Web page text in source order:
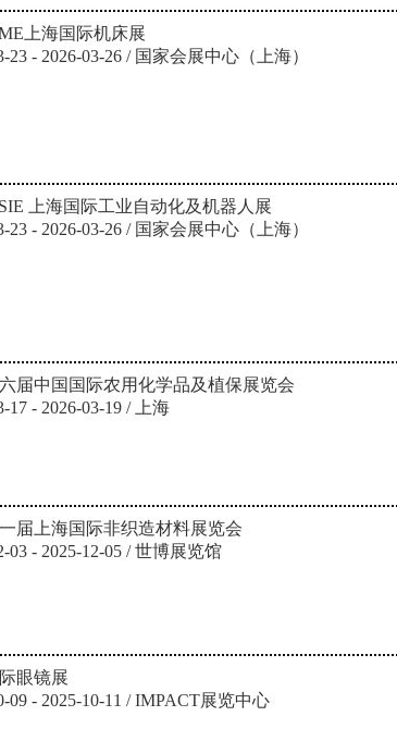
上海国际机床展
23 - 2026-03-26 / 国家会展中心（上海）
上海国际工业自动化及机器人展
23 - 2026-03-26 / 国家会展中心（上海）
届中国国际农用化学品及植保展览会
17 - 2026-03-19 / 上海
届上海国际非织造材料展览会
03 - 2025-12-05 / 世博展览馆
眼镜展
09 - 2025-10-11 / IMPACT展览中心